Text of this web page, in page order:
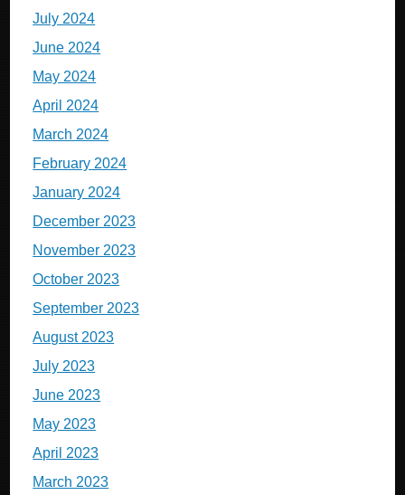
July 2024
June 2024
May 2024
April 2024
March 2024
February 2024
January 2024
December 2023
November 2023
October 2023
September 2023
August 2023
July 2023
June 2023
May 2023
April 2023
March 2023